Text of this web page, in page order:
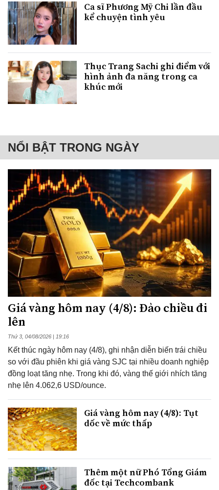
Ca sĩ Phương Mỹ Chi lần đầu
kể chuyện tình yêu
Thục Trang Sachi ghi điểm với
hình ảnh đa năng trong ca
khúc mới
NỔI BẬT TRONG NGÀY
Giá vàng hôm nay (4/8): Đảo chiều đi
lên
Thứ 3, 04/08/2026 | 19:16
Kết thúc ngày hôm nay (4/8), ghi nhận diễn biến trái chiều
so với đầu phiên khi giá vàng SJC tại nhiều doanh nghiệp
đồng loạt tăng nhẹ. Trong khi đó, vàng thế giới nhích tăng
nhẹ lên 4.062,6 USD/ounce.
Giá vàng hôm nay (4/8): Tụt
dốc về mức thấp
Thêm một nữ Phó Tổng Giám
đốc tại Techcombank